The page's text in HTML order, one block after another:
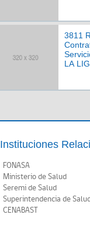
3811
LA
Instituciones
FONASA
Ministerio de Salud
Seremi de Salud
Superintendencia de
CENABAST